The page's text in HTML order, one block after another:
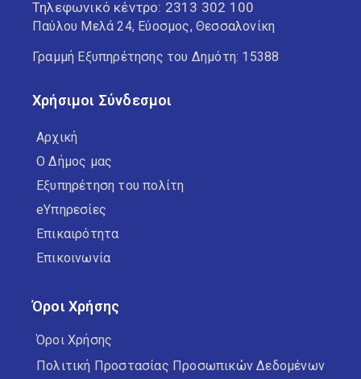
Τηλεφωνικό κέντρο: 2313 302 100
Παύλου Μελά 24, Εύοσμος, Θεσσαλονίκη
Γραμμή Εξυπηρέτησης του Δημότη: 15388
Χρήσιμοι Σύνδεσμοι
Αρχική
Ο Δήμος μας
Εξυπηρέτηση του πολίτη
eΥπηρεσίες
Επικαιρότητα
Επικοινωνία
Όροι Χρήσης
Όροι Χρήσης
Πολιτική Προστασίας Προσωπικών Δεδομένων